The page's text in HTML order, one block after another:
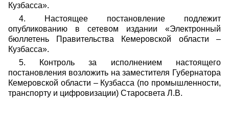
Кузбасса».
4. Настоящее постановление подлежит
опубликованию в сетевом издании «Электронный
бюллетень Правительства Кемеровской области –
Кузбасса».
5. Контроль за исполнением настоящего
постановления возложить на заместителя Губернатора
Кемеровской области – Кузбасса (по промышленности,
транспорту и цифровизации) Старосвета Л.В.